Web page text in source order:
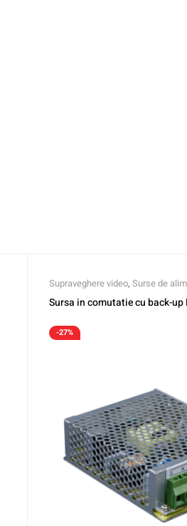
Supraveghere video, Surse de
Sursa in comutatie cu back-up
-27%